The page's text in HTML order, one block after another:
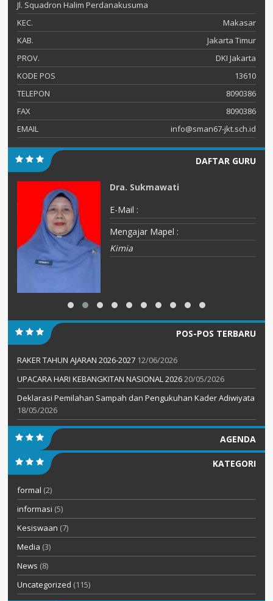
Jl. Squadron Halim Perdanakusuma
KEC.
Makasar
KAB.
Jakarta Timur
PROV.
DKI Jakarta
KODE POS
13610
TELEPON
8090386
FAX
8090386
EMAIL
info@sman67-jkt.sch.id
DAFTAR GURU
Dra. Sukmawati
E-Mail :
Mengajar Mapel :
Kimia
POS-POS TERBARU
RAKER TAHUN AJARAN 2026-2027 12/06/2026
UPACARA HARI KEBANGKITAN NASIONAL 202620/05/2026
Deklarasi Pemilahan Sampah dan Pengukuhan Kader Adiwiyata
18/05/2026
AGENDA
KATEGORI
formal (2)
informasi (5)
Kesiswaan (7)
Media (3)
News (8)
Uncategorized (115)